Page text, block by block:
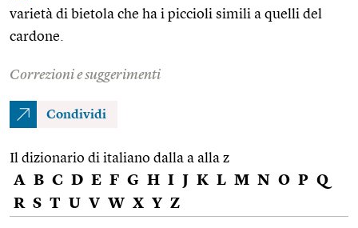
varietà di bietola che ha i piccioli simili a quelli del
cardone.
Correzioni e suggerimenti
Condividi
Il dizionario di italiano dalla a alla z
A B C D E F G H I J K L M N O P Q
R S T U V W X Y Z